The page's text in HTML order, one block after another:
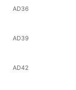
AD36
AD39
AD42